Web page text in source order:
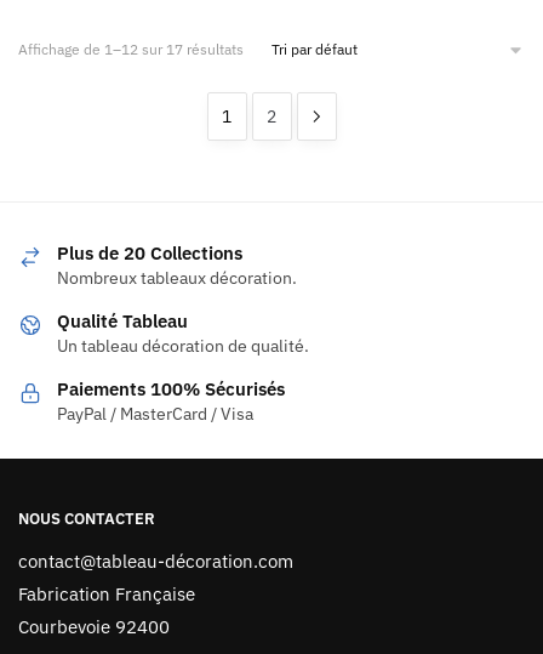
Affichage de 1–12 sur 17 résultats
1 2
Plus de 20 Collections
Nombreux tableaux décoration.
Qualité Tableau
Un tableau décoration de qualité.
Paiements 100% Sécurisés
PayPal / MasterCard / Visa
NOUS CONTACTER
contact@tableau-décoration.com
Fabrication Française
Courbevoie 92400